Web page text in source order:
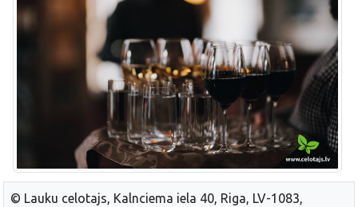
© Lauku celotajs, Kalnciema iela 40, Riga, LV-1083,